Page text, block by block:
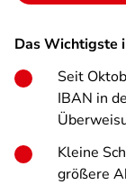
Das Wichtigste
Seit
IBAN in
Kleine
größere